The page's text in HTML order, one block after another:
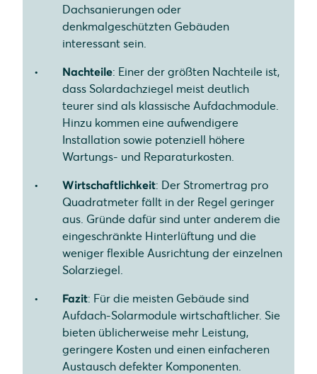
Arten und Hersteller von Solardachziegeln
Energiegewinnung auf höchstem Niveau:
Einfache Installation
Geringer Wartungsaufwand
Weitere Vorteile
FAQs zu Solardachziegel
Dachsanierungen oder
denkmalgeschützten Gebäuden
interessant sein.
Nachteile: Einer der größten Nachteile ist,
dass Solardachziegel meist deutlich
teurer sind als klassische Aufdachmodule.
Hinzu kommen eine aufwendigere
Installation sowie potenziell höhere
Wartungs- und Reparaturkosten.
Wirtschaftlichkeit: Der Stromertrag pro
Quadratmeter fällt in der Regel geringer
aus. Gründe dafür sind unter anderem die
eingeschränkte Hinterlüftung und die
weniger flexible Ausrichtung der einzelnen
Solarziegel.
Fazit: Für die meisten Gebäude sind
Aufdach-Solarmodule wirtschaftlicher. Sie
bieten üblicherweise mehr Leistung,
geringere Kosten und einen einfacheren
Austausch defekter Komponenten.